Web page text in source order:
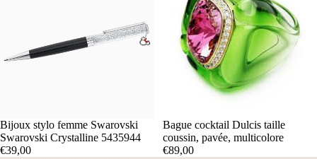
Bijoux stylo femme Swarovski
Swarovski Crystalline 5435944
€39,00
Bague cocktail Dulcis taille
coussin, pavée, multicolore
€89,00